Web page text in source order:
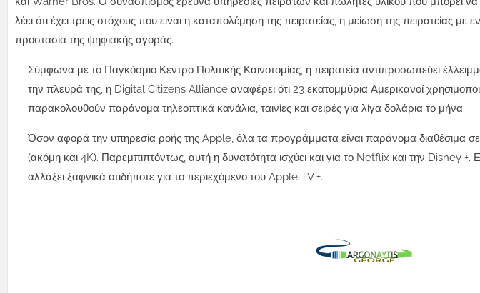
λέει ότι έχει τρεις στόχους που ειναι η καταπολέμηση της πειρατείας, η μείωση της πειρατείας
προστασία της ψηφιακής αγοράς.
Σύμφωνα με το Παγκόσμιο Κέντρο Πολιτικής Καινοτομίας, η πειρατεία αντιπροσωπεύει
την πλευρά της, η Digital Citizens Alliance αναφέρει ότι 23 εκατομμύρια Αμερικανοί
παρακολουθούν παράνομα τηλεοπτικά κανάλια, ταινίες και σειρές για λίγα δολάρια το μήνα.
Όσον αφορά την υπηρεσία ροής της Apple, όλα τα προγράμματα είναι παράνομα διαθέσιμα
(ακόμη και 4K). Παρεμπιπτόντως, αυτή η δυνατότητα ισχύει και για το Netflix και την Disney +.
αλλάξει ξαφνικά οτιδήποτε για το περιεχόμενο του Apple TV +.